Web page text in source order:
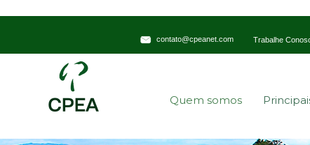
contato@cpeanet.com Trabalhe
Quem somos